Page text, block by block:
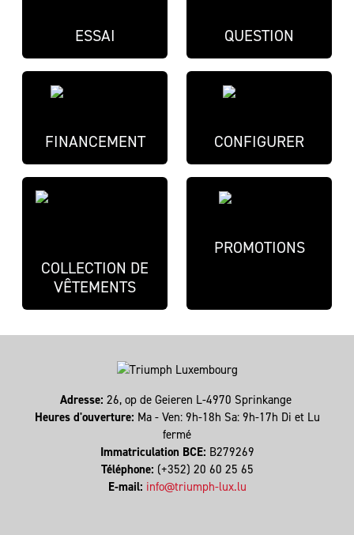
ESSAI QUESTION
FINANCEMENT CONFIGURER
COLLECTION DE
VÊTEMENTS
PROMOTIONS
Adresse: 26, op de Geieren L-4970 Sprinkange
Heures d'ouverture: Ma - Ven: 9h-18h Sa: 9h-17h Di et Lu
fermé
Immatriculation BCE: B279269
Téléphone: (+352) 20 60 25 65
E-mail: info@triumph-lux.lu